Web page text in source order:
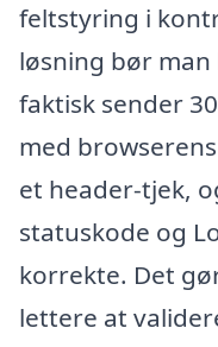
feltstyring i
løsning bør
faktisk sender
med
et header-tjek,
statuskode og
korrekte. Det
lettere at